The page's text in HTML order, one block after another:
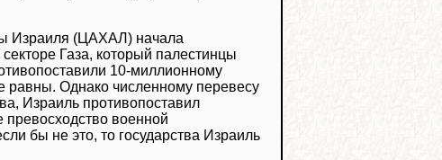
Израиля (ЦАХАЛ) начала
Газа, который палестинцы
10-миллионному
равны. Однако численному перевесу
Израиль противопоставил
превосходство военной
бы не это, то государства Израиль